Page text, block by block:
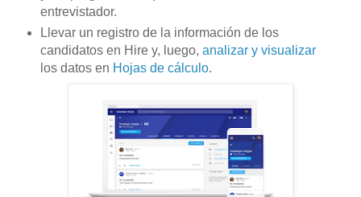
entrevistador.
Llevar un registro de la información de los
candidatos en Hire y, luego, analizar y visualizar
los datos en Hojas de cálculo.